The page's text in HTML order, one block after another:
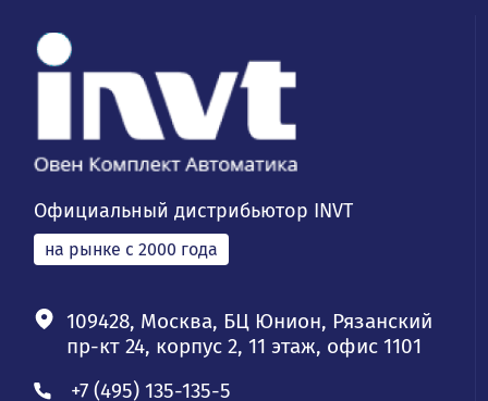
Официальный дистрибьютор INVT
на рынке с 2000 года
109428, Москва, БЦ Юнион, Рязанский
пр-кт 24, корпус 2, 11 этаж, офис 1101
+7 (495) 135-135-5